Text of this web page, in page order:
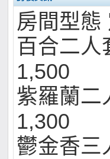
房間型態
百合二
1,500
紫羅蘭二
1,300
鬱金香三